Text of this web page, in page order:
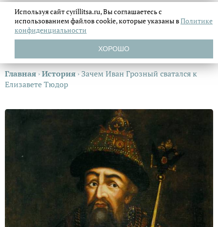
Главная ›История › Зачем Иван Грозный сватался к
Елизавете Тюдор
Используя сайт cyrillitsa.ru, Вы соглашаетесь с
использованием файловcookie, которые указаны вПолитике
конфиденциальности
ХОРОШО